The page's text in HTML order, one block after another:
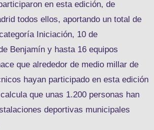
en esta edición, de
todos ellos, aportando un total de
Iniciación, 10 de
Benjamín y hasta 16 equipos
que alrededor de medio millar de
hayan participado en esta edición
que unas 1.200 personas han
deportivas municipales